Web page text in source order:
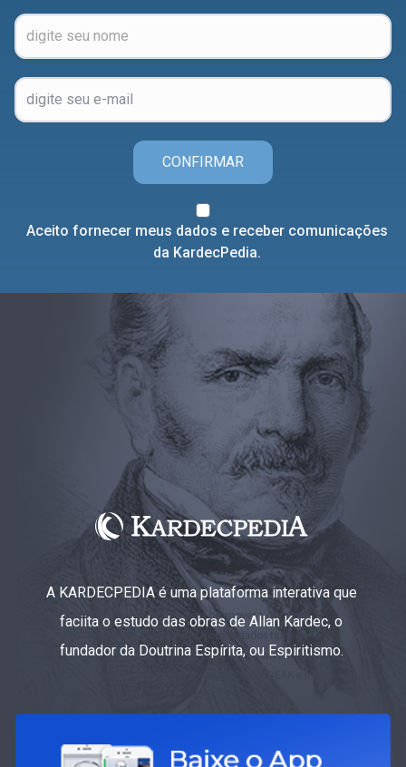
CONFIRMAR
Aceito fornecer meus dados e receber comunicações
da KardecPedia.
A KARDECPEDIA é uma plataforma interativa que
faciita o estudo das obras de Allan Kardec, o
fundador da Doutrina Espírita, ou Espiritismo.